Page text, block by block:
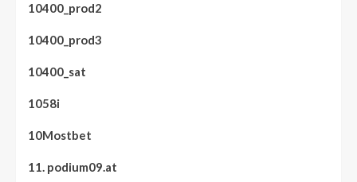
10400_prod2
10400_prod3
10400_sat
1058i
10Mostbet
11. podium09.at